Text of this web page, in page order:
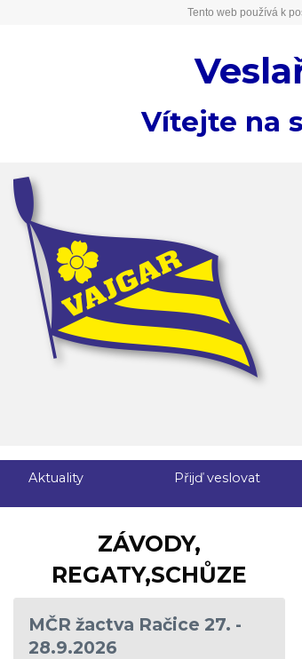
Tento web používá k
Vítejte na
Aktuality Přijď veslovat
ZÁVODY,
REGATY,SCHŮZE
MČR žactva Račice 27. -
28.9.2026